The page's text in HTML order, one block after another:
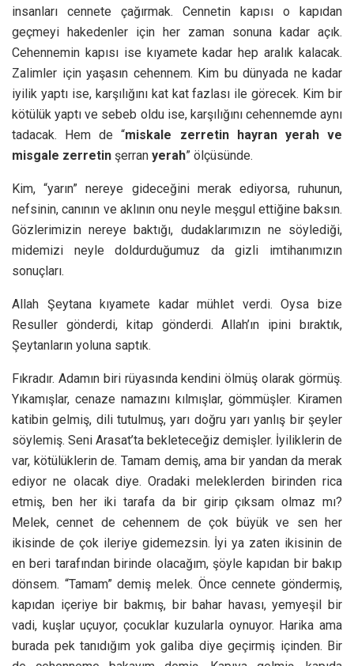
insanları cennete çağırmak. Cennetin kapısı o kapıdan
geçmeyi hakedenler için her zaman sonuna kadar açık.
Cehennemin kapısı ise kıyamete kadar hep aralık kalacak.
Zalimler için yaşasın cehennem. Kim bu dünyada ne kadar
iyilik yaptı ise, karşılığını kat kat fazlası ile görecek. Kim bir
kötülük yaptı ve sebeb oldu ise, karşılığını cehennemde aynı
tadacak. Hem de “miskale zerretin hayran yerah ve
misgale zerretin şerran yerah” ölçüsünde.
Kim, “yarın” nereye gideceğini merak ediyorsa, ruhunun,
nefsinin, canının ve aklının onu neyle meşgul ettiğine baksın.
Gözlerimizin nereye baktığı, dudaklarımızın ne söylediği,
midemizi neyle doldurduğumuz da gizli imtihanımızın
sonuçları.
Allah Şeytana kıyamete kadar mühlet verdi. Oysa bize
Resuller gönderdi, kitap gönderdi. Allah’ın ipini bıraktık,
Şeytanların yoluna saptık.
Fıkradır. Adamın biri rüyasında kendini ölmüş olarak görmüş.
Yıkamışlar, cenaze namazını kılmışlar, gömmüşler. Kiramen
katibin gelmiş, dili tutulmuş, yarı doğru yarı yanlış bir şeyler
söylemiş. Seni Arasat’ta bekleteceğiz demişler. İyiliklerin de
var, kötülüklerin de. Tamam demiş, ama bir yandan da merak
ediyor ne olacak diye. Oradaki meleklerden birinden rica
etmiş, ben her iki tarafa da bir girip çıksam olmaz mı?
Melek, cennet de cehennem de çok büyük ve sen her
ikisinde de çok ileriye gidemezsin. İyi ya zaten ikisinin de
en beri tarafından birinde olacağım, şöyle kapıdan bir bakıp
dönsem. “Tamam” demiş melek. Önce cennete göndermiş,
kapıdan içeriye bir bakmış, bir bahar havası, yemyeşil bir
vadi, kuşlar uçuyor, çocuklar kuzularla oynuyor. Harika ama
burada pek tanıdığım yok galiba diye geçirmiş içinden. Bir